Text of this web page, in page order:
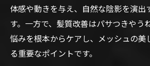
体感や動きを与え、自然な陰影を演出
す。一方で、髪質改善はパサつきやう
悩みを根本からケアし、メッシュの美
る重要なポイントです。